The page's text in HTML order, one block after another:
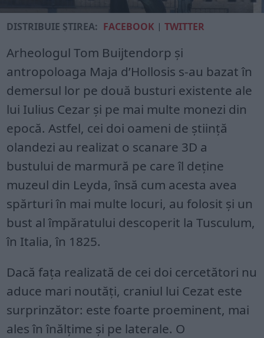
DISTRIBUIE ȘTIREA: FACEBOOK |TWITTER
Arheologul Tom Buijtendorp și
antropoloaga Maja d’Hollosis s-au bazat în
demersul lor pe două busturi existente ale
lui Iulius Cezar și pe mai multe monezi din
epocă. Astfel, cei doi oameni de știință
olandezi au realizat o scanare 3D a
bustului de marmură pe care îl deține
muzeul din Leyda, însă cum acesta avea
spărturi în mai multe locuri, au folosit și un
bust al împăratului descoperit la Tusculum,
în Italia, în 1825.
Dacă fața realizată de cei doi cercetători nu
aduce mari noutăți, craniul lui Cezat este
surprinzător: este foarte proeminent, mai
ales în înălțime și pe laterale. O